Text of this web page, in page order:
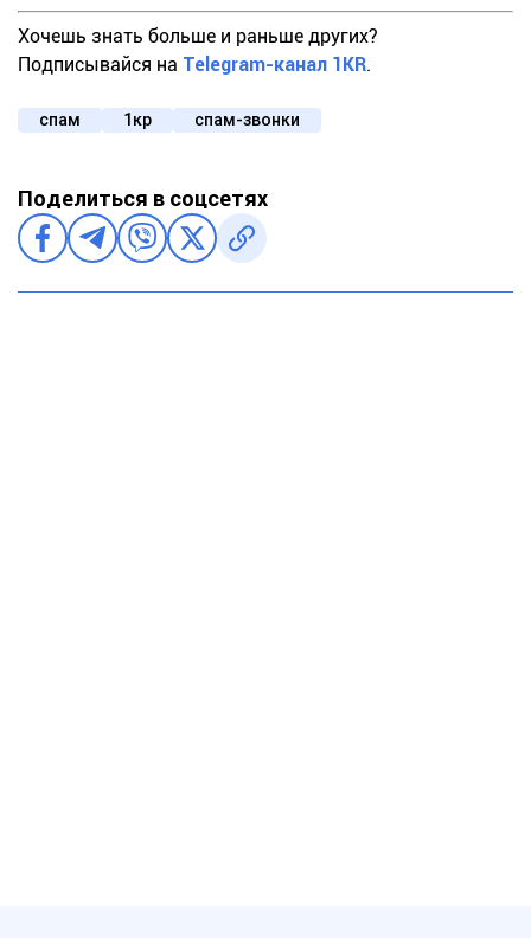
Хочешь знать больше и раньше других?
Подписывайся на Telegram-канал 1KR.
спам 1кр спам-звонки
Поделиться в соцсетях